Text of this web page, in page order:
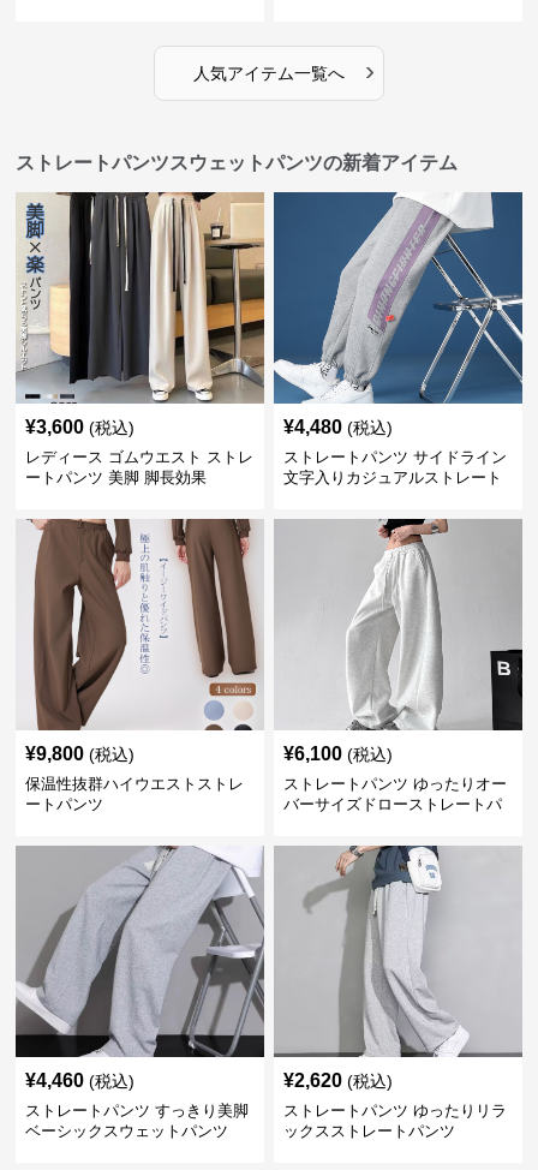
人気アイテム一覧へ ›
ストレートパンツスウェットパンツの新着アイテム
¥3,600 (税込)
レディース ゴムウエスト ストレ
ートパンツ 美脚 脚長効果
¥4,480 (税込)
ストレートパンツ サイドライン
文字入りカジュアルストレート
¥9,800 (税込)
保温性抜群ハイウエストストレ
ートパンツ
¥6,100 (税込)
ストレートパンツ ゆったりオー
バーサイズドローストレートパ
¥4,460 (税込)
ストレートパンツ すっきり美脚
ベーシックスウェットパンツ
¥2,620 (税込)
ストレートパンツ ゆったりリラ
ックスストレートパンツ